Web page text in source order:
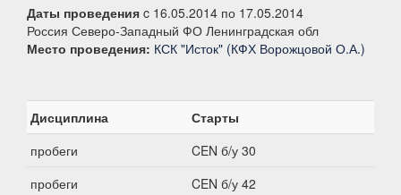
Даты проведения c 16.05.2014 по 17.05.2014
Россия Северо-Западный ФО Ленинградская обл
Место проведения: КСК "Исток" (КФХ Ворожцовой О.А.)
Дисциплина
Старты
пробеги
CEN б/у 30
пробеги
CEN б/у 42